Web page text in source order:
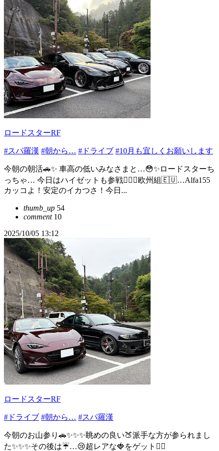
ロードスターRF
#スパ羅漢 #朝から… #ドライブ #10月も宜しくお願いします
今朝の朝活🚗✨ 車高の低いみなさまと…😳✨ロードスターち
っちゃ… 今日はハイゼットも参戦🙋‍♀️✨欧州組🇪🇺…Alfa155
カッコよ！安定のイカつさ！今日...
thumb_up 54
comment10
2025/10/05 13:12
ロードスターRF
#ドライブ #朝から… #スパ羅漢
今朝のお山参り🚗✨✨✨眺めの良い🍑派手な方が参られまし
た✨✨✨その後は☔️…😢超レアな🍓をゲット👍🏻